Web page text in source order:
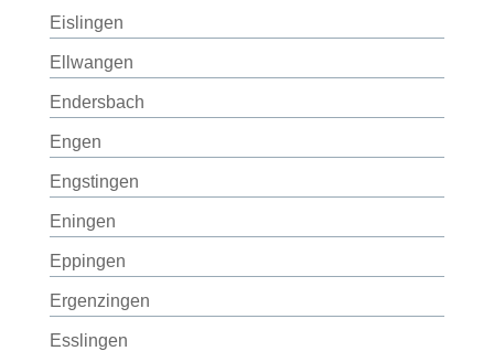
Eislingen
Ellwangen
Endersbach
Engen
Engstingen
Eningen
Eppingen
Ergenzingen
Esslingen